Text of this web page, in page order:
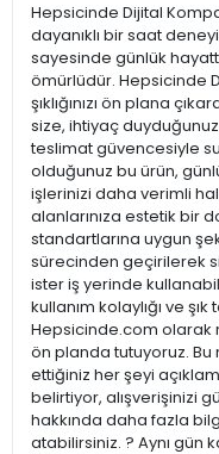
Hepsicinde Dijital
dayanıklı bir saat
sayesinde günlük
ömürlüdür. Hepsicinde
şıklığınızı ön plana
size, ihtiyaç duyduğunuz
teslimat güvencesiyle
olduğunuz bu ürün,
işlerinizi daha verimli
alanlarınıza estetik bir
standartlarına uygun
sürecinden geçirilerek
ister iş yerinde
kullanım kolaylığı ve şık
Hepsicinde.com olarak
ön planda tutuyoruz.
ettiğiniz her şeyi
belirtiyor, alışverişinizi
hakkında daha fazla
atabilirsiniz. ? Aynı gün